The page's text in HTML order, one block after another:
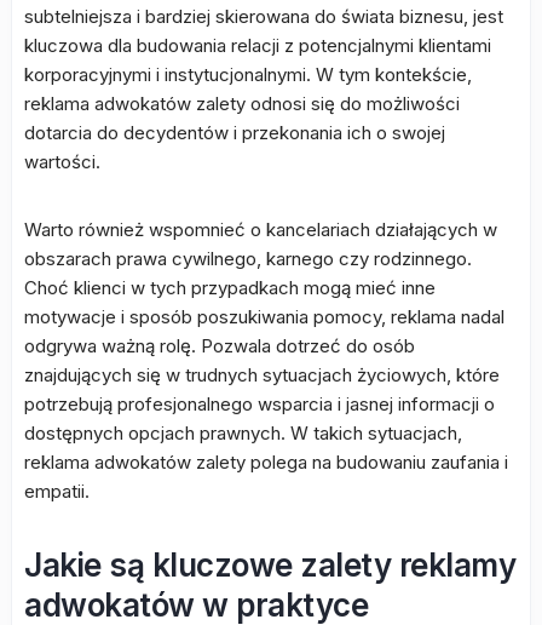
subtelniejsza i bardziej skierowana do świata biznesu, jest
kluczowa dla budowania relacji z potencjalnymi klientami
korporacyjnymi i instytucjonalnymi. W tym kontekście,
reklama adwokatów zalety odnosi się do możliwości
dotarcia do decydentów i przekonania ich o swojej
wartości.
Warto również wspomnieć o kancelariach działających w
obszarach prawa cywilnego, karnego czy rodzinnego.
Choć klienci w tych przypadkach mogą mieć inne
motywacje i sposób poszukiwania pomocy, reklama nadal
odgrywa ważną rolę. Pozwala dotrzeć do osób
znajdujących się w trudnych sytuacjach życiowych, które
potrzebują profesjonalnego wsparcia i jasnej informacji o
dostępnych opcjach prawnych. W takich sytuacjach,
reklama adwokatów zalety polega na budowaniu zaufania i
empatii.
Jakie są kluczowe zalety reklamy
adwokatów w praktyce